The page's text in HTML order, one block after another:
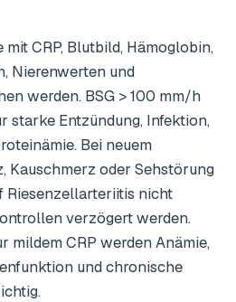
CRP, Blutbild, Hämoglobin,
Nierenwerten und
werden. BSG > 100 mm/h
starke Entzündung, Infektion,
Bei neuem
Kauschmerz oder Sehstörung
Riesenzellarteriitis nicht
verzögert werden.
mildem CRP werden Anämie,
und chronische